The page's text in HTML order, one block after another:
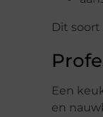
Dit
Een
en